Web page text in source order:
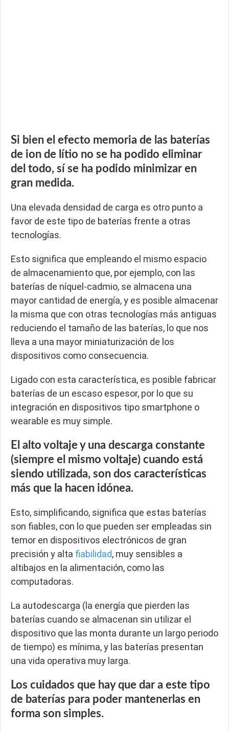
Si bien el efecto memoria de las baterías
de ion de lítio no se ha podido eliminar
del todo, sí se ha podido minimizar en
gran medida.
Una elevada densidad de carga es otro punto a
favor de este tipo de baterías frente a otras
tecnologías.
Esto significa que empleando el mismo espacio
de almacenamiento que, por ejemplo, con las
baterías de níquel-cadmio, se almacena una
mayor cantidad de energía, y es posible almacenar
la misma que con otras tecnologías más antiguas
reduciendo el tamaño de las baterías, lo que nos
lleva a una mayor miniaturización de los
dispositivos como consecuencia.
Ligado con esta característica, es posible fabricar
baterías de un escaso espesor, por lo que su
integración en dispositivos tipo smartphone o
wearable es muy simple.
El alto voltaje y una descarga constante
(siempre el mismo voltaje) cuando está
siendo utilizada, son dos características
más que la hacen idónea.
Esto, simplificando, significa que estas baterías
son fiables, con lo que pueden ser empleadas sin
temor en dispositivos electrónicos de gran
precisión y alta fiabilidad, muy sensibles a
altibajos en la alimentación, como las
computadoras.
La autodescarga (la energía que pierden las
baterías cuando se almacenan sin utilizar el
dispositivo que las monta durante un largo periodo
de tiempo) es mínima, y las baterías presentan
una vida operativa muy larga.
Los cuidados que hay que dar a este tipo
de baterías para poder mantenerlas en
forma son simples.